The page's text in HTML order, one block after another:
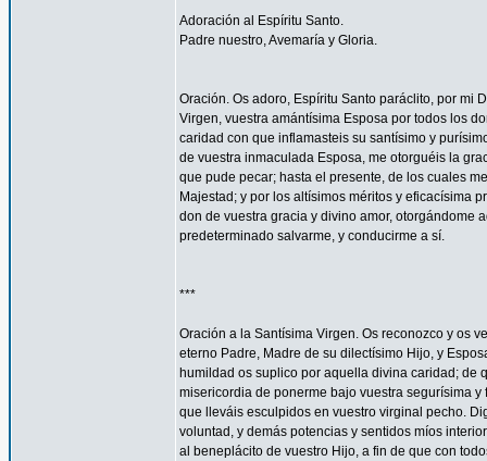
Adoración al Espíritu Santo.
Padre nuestro, Avemaría y Gloria.
Oración. Os adoro, Espíritu Santo paráclito, por mi
Virgen, vuestra amántísima Esposa por todos los
caridad con que inflamasteis su santísimo y
de vuestra inmaculada Esposa, me otorguéis la
que pude pecar; hasta el presente, de los cuales
Majestad; y por los altísimos méritos y eficacísima
don de vuestra gracia y divino amor, otorgándome
predeterminado salvarme, y conducirme a sí.
***
Oración a la Santísima Virgen. Os reconozco y os
eterno Padre, Madre de su dilectísimo Hijo, y
humildad os suplico por aquella divina caridad; de
misericordia de ponerme bajo vuestra segurísima
que lleváis esculpidos en vuestro virginal pecho.
voluntad, y demás potencias y sentidos míos
al beneplácito de vuestro Hijo, a fin de que con